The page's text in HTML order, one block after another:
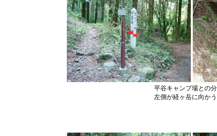
平谷キャンプ場との
左側が経ヶ岳に向か